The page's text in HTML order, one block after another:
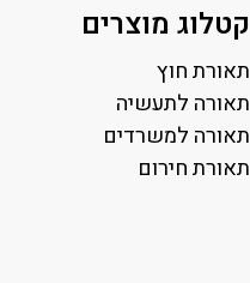
קטלוג מוצרים
תאורת חוץ
תאורה לתעשיה
תאורה למשרדים
תאורת חירום